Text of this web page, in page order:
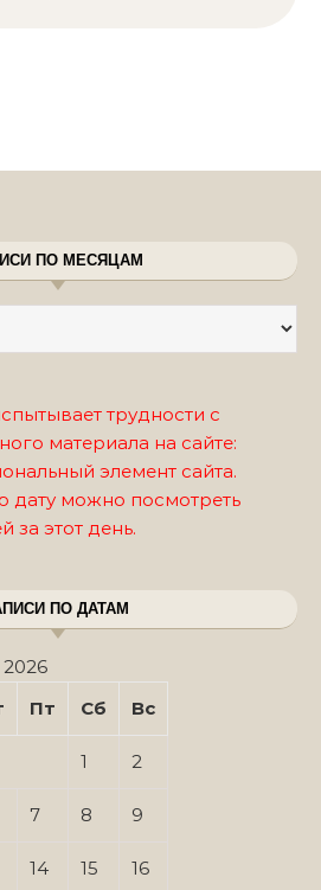
ПО МЕСЯЦАМ
трудности с
материала на сайте:
элемент сайта.
дату можно посмотреть
за этот день.
ПО ДАТАМ
2026
Пт Сб Вс
1 2
7 8 9
14 15 16